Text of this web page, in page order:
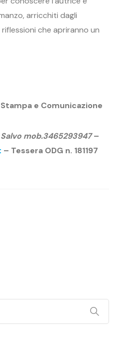
arricchiti dagli
che apriranno un
e Comunicazione
mob.3465293947–
– Tessera ODG n. 181197